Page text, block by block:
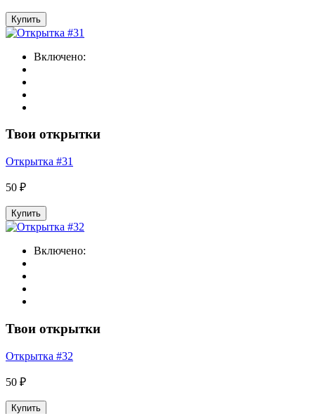
Купить
Включено:
Твои открытки
Открытка #31
50 ₽
Купить
Включено:
Твои открытки
Открытка #32
50 ₽
Купить